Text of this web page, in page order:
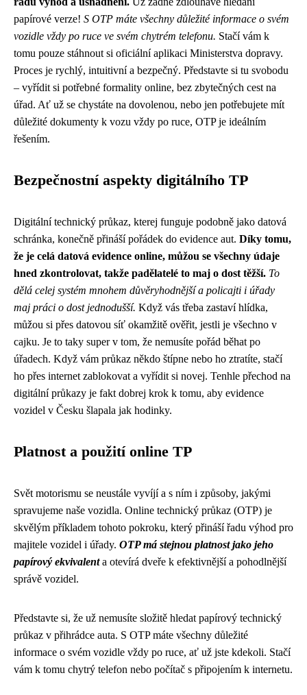
papírové verze! S OTP máte všechny důležité informace o svém
vozidle vždy po ruce ve svém chytrém telefonu. Stačí vám k
tomu pouze stáhnout si oficiální aplikaci Ministerstva dopravy.
Proces je rychlý, intuitivní a bezpečný. Představte si tu svobodu
– vyřídit si potřebné formality online, bez zbytečných cest na
úřad. Ať už se chystáte na dovolenou, nebo jen potřebujete mít
důležité dokumenty k vozu vždy po ruce, OTP je ideálním
řešením.
Bezpečnostní aspekty digitálního TP
Digitální technický průkaz, kterej funguje podobně jako datová
schránka, konečně přináší pořádek do evidence aut. Díky tomu,
že je celá datová evidence online, můžou se všechny údaje
hned zkontrolovat, takže padělatelé to maj o dost těžší. To
dělá celej systém mnohem důvěryhodnější a policajti i úřady
maj práci o dost jednodušší. Když vás třeba zastaví hlídka,
můžou si přes datovou síť okamžitě ověřit, jestli je všechno v
cajku. Je to taky super v tom, že nemusíte pořád běhat po
úřadech. Když vám průkaz někdo štípne nebo ho ztratíte, stačí
ho přes internet zablokovat a vyřídit si novej. Tenhle přechod na
digitální průkazy je fakt dobrej krok k tomu, aby evidence
vozidel v Česku šlapala jak hodinky.
Platnost a použití online TP
Svět motorismu se neustále vyvíjí a s ním i způsoby, jakými
spravujeme naše vozidla. Online technický průkaz (OTP) je
skvělým příkladem tohoto pokroku, který přináší řadu výhod pro
majitele vozidel i úřady. OTP má stejnou platnost jako jeho
papírový ekvivalenta otevírá dveře k efektivnější a pohodlnější
správě vozidel.
Představte si, že už nemusíte složitě hledat papírový technický
průkaz v přihrádce auta. S OTP máte všechny důležité
informace o svém vozidle vždy po ruce, ať už jste kdekoli. Stačí
vám k tomu chytrý telefon nebo počítač s připojením k internetu.